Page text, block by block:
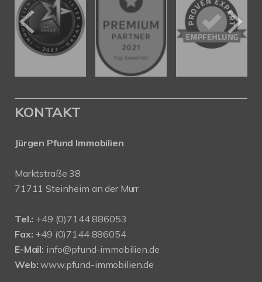
KONTAKT
Jürgen Pfund Immobilien
Marktstraße 38
71711 Steinheim an der Murr
Tel.: +49 (0)7144 886053
Fax: +49 (0)7144 886054
E-Mail: info@pfund-immobilien.de
Web: www.pfund-immobilien.de